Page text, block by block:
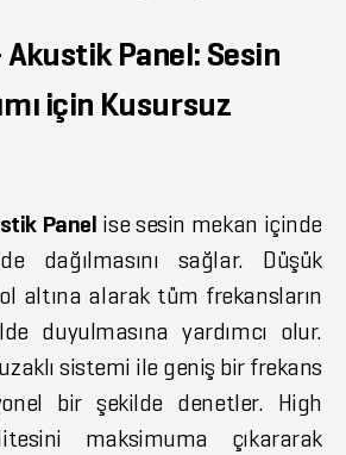
Akustik Panel: Sesin
için Kusursuz
Panel ise sesin mekan içinde
dağılmasını sağlar. Düşük
altına alarak tüm frekansların
duyulmasına yardımcı olur.
sistemi ile geniş bir frekans
bir şekilde denetler. High
maksimuma çıkararak